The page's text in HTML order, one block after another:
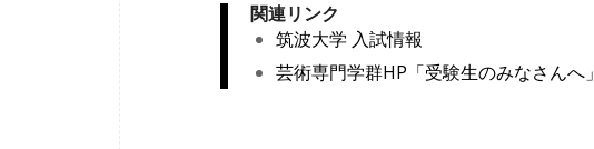
関連リンク
筑波大学 入試情報
芸術専門学群HP「受験生のみなさんへ」